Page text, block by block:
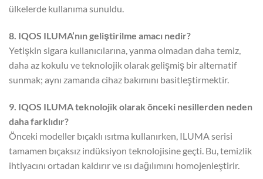
ülkelerde kullanıma sunuldu.
8. IQOS ILUMA’nın geliştirilme amacı nedir?
Yetişkin sigara kullanıcılarına, yanma olmadan daha temiz,
daha az kokulu ve teknolojik olarak gelişmiş bir alternatif
sunmak; aynı zamanda cihaz bakımını basitleştirmektir.
9. IQOS ILUMA teknolojik olarak önceki nesillerden neden
daha farklıdır?
Önceki modeller bıçaklı ısıtma kullanırken, ILUMA serisi
tamamen bıçaksız indüksiyon teknolojisine geçti. Bu, temizlik
ihtiyacını ortadan kaldırır ve ısı dağılımını homojenleştirir.